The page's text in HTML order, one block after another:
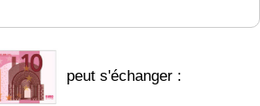
peut s'échanger :